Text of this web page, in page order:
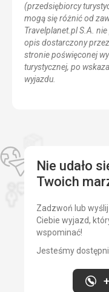
(przedsiębiorcy
mogą się różnić od
Travelplanet.pl S.A.
opis dostarczony
stronie poświęconej
turystycznej, po
wyjazdu.
Nie udało
Twoich
Zadzwoń lub
Ciebie wyjazd,
wspominać!
Jesteśmy dostępni